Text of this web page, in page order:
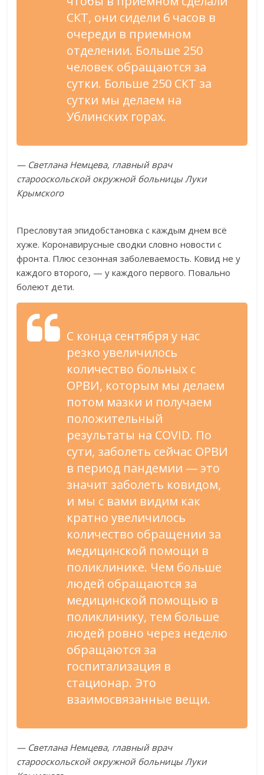
СКТ, они сидели 6 часов в
очереди в приемном
отделении. Больше 250
человек обращаются за
сутки. Больше 250 СКТ за
сутки мы делаем на
Ублинских горах.
— Светлана Немцева, главный врач
старооскольской окружной больницы Луки
Крымского
Пресловутая эпидобстановка с каждым днем всё
хуже. Коронавирусные сводки словно новости с
фронта. Плюс сезонная заболеваемость. Ковид не у
каждого второго, — у каждого первого. Повально
болеют дети.
С конца сентября у нас
резко увеличилось
количество больных с
ОРВИ, которым мы делаем
потом мазки и получаем
положительный
результаты на COVID. По
сути, заболеть сейчас ОРВИ
в период пандемии — это
значит заболеть ковидом,
и мы с вами видим как
кратно увеличилось
количество обращении за
медицинской помощи в
поликлинике. Чем больше
людей обращаются за
медицинской помощью в
поликлинику, тем больше
людей ровно через неделю
обращаются за
госпитализация в
стационар. Это
взаимосвязанные вещи.
— Светлана Немцева, главный врач
старооскольской окружной больницы Луки